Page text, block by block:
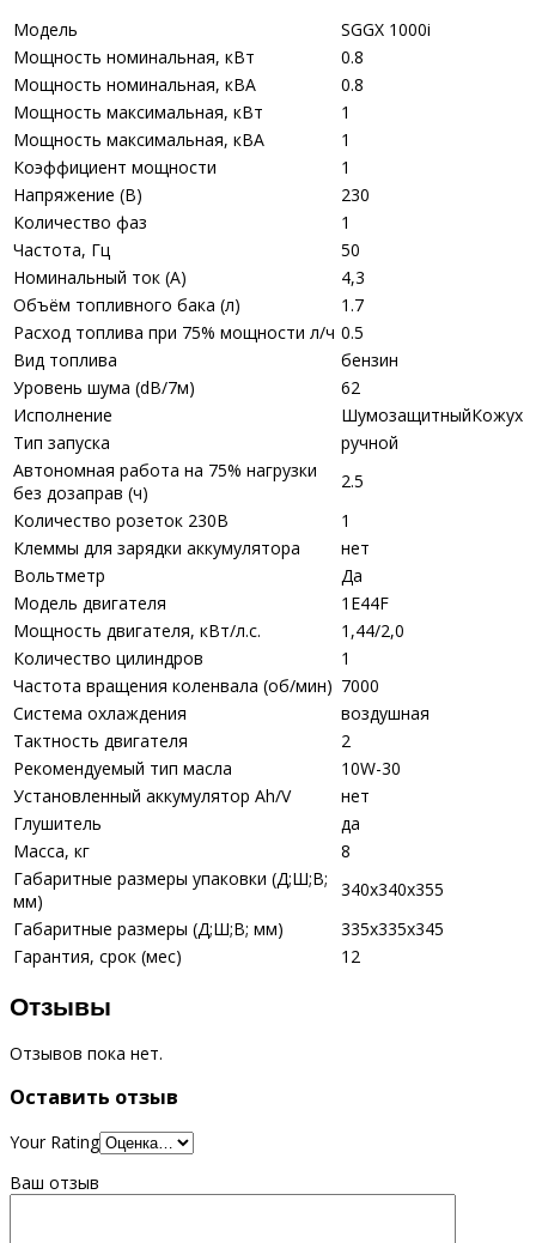
Модель
SGGX 1000i
Мощность номинальная, кВт
0.8
Мощность номинальная, кВА
0.8
Мощность максимальная, кВт
1
Мощность максимальная, кВА
1
Коэффициент мощности
1
Напряжение (В)
230
Количество фаз
1
Частота, Гц
50
Номинальный ток (А)
4,3
Объём топливного бака (л)
1.7
Расход топлива при 75% мощности л/ч 0.5
Вид топлива
бензин
Уровень шума (dB/7м)
62
Исполнение
ШумозащитныйКожух
Тип запуска
ручной
Автономная работа на 75% нагрузки
без дозаправ (ч)
2.5
Количество розеток 230В
1
Клеммы для зарядки аккумулятора
нет
Вольтметр
Да
Модель двигателя
1E44F
Мощность двигателя, кВт/л.с.
1,44/2,0
Количество цилиндров
1
Частота вращения коленвала (об/мин) 7000
Система охлаждения
воздушная
Тактность двигателя
2
Рекомендуемый тип масла
10W-30
Установленный аккумулятор Ah/V
нет
Глушитель
да
Масса, кг
8
Габаритные размеры упаковки (Д;Ш;В;
мм)
340х340х355
Габаритные размеры (Д;Ш;В; мм)
335х335х345
Гарантия, срок (мес)
12
Отзывы
Отзывов пока нет.
Оставить отзыв
Your Rating
Ваш отзыв